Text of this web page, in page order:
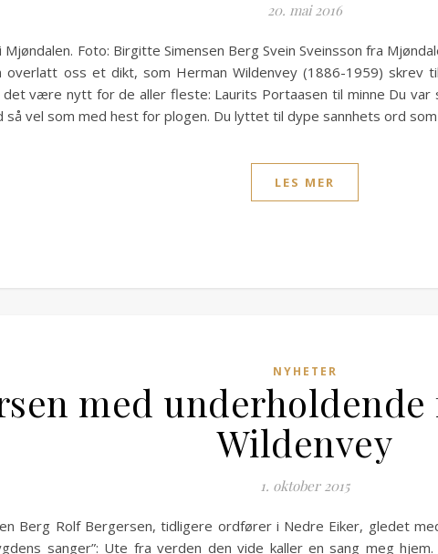
20. mai 2016
Foto: Birgitte Simensen Berg Svein Sveinsson fra
overlatt oss et dikt, som Herman Wildenvey (1886-1959) skrev
være nytt for de aller fleste: Laurits Portaasen til minne Du
vel som med hest for plogen. Du lyttet til dype sannhets ord
LES MER
NYHETER
med
Wildenvey
1. oktober 2015
Berg Rolf Bergersen, tidligere ordfører i Nedre Eiker, gledet
sanger”: Ute fra verden den vide kaller en sang meg